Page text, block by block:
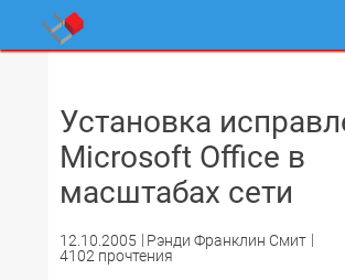
Установка
Microsoft Office в
масштабах сети
12.10.2005
Рэнди Франклин Смит
4102 прочтения